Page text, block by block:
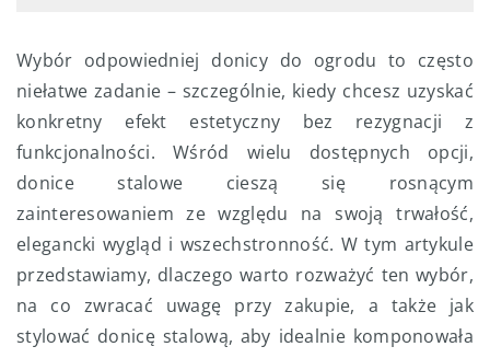
Wybór odpowiedniej donicy do ogrodu to często
niełatwe zadanie – szczególnie, kiedy chcesz uzyskać
konkretny efekt estetyczny bez rezygnacji z
funkcjonalności. Wśród wielu dostępnych opcji,
donice stalowe cieszą się rosnącym
zainteresowaniem ze względu na swoją trwałość,
elegancki wygląd i wszechstronność. W tym artykule
przedstawiamy, dlaczego warto rozważyć ten wybór,
na co zwracać uwagę przy zakupie, a także jak
stylować donicę stalową, aby idealnie komponowała